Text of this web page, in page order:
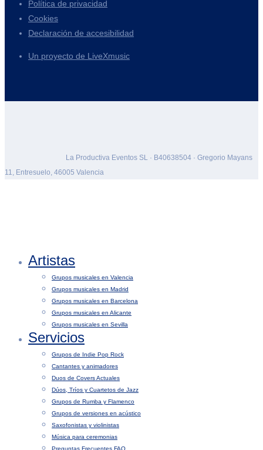
Política de privacidad
Cookies
Declaración de accesibilidad
Un proyecto de LiveXmusic
La Productiva Eventos SL · B40638504 · Gregorio Mayans
11, Entresuelo, 46005 Valencia
Artistas
Grupos musicales en Valencia
Grupos musicales en Madrid
Grupos musicales en Barcelona
Grupos musicales en Alicante
Grupos musicales en Sevilla
Servicios
Grupos de Indie Pop Rock
Cantantes y animadores
Duos de Covers Actuales
Dúos, Tríos y Cuartetos de Jazz
Grupos de Rumba y Flamenco
Grupos de versiones en acústico
Saxofonistas y violinistas
Música para ceremonias